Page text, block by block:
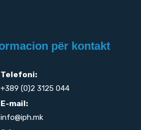
për kontakt
Telefoni:
+389 (0)2 3125 044
E-mail:
info@iph.mk